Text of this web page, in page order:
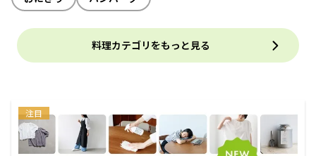
料理カテゴリをもっと見る
注目